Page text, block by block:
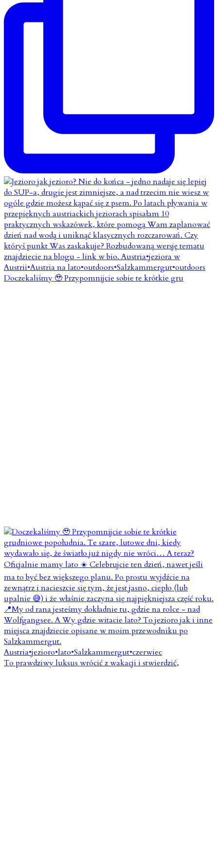
Doczekaliśmy 🥹 Przypomnijcie sobie te krótkie gru
To prawdziwy luksus wrócić z wakacji i stwierdzić,